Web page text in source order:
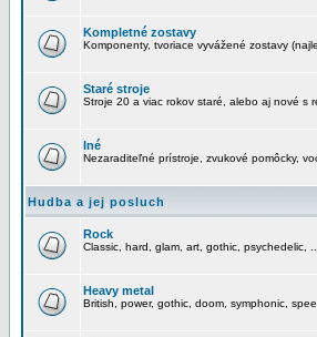
Kompletné zostavy
Komponenty, tvoriace vyvážené zostavy
Staré stroje
Stroje 20 a viac rokov staré, alebo aj nové s
Iné
Nezaraditeľné prístroje, zvukové pomôcky,
Hudba a jej posluch
Rock
Classic, hard, glam, art, gothic, psychedelic,
Heavy metal
British, power, gothic, doom, symphonic,